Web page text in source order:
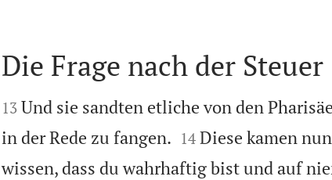

Die Frage nach der Steuer

13 Und sie sandten etliche von den
in der Rede zu fangen.
14 Diese kamen
wissen, dass du wahrhaftig bist und auf